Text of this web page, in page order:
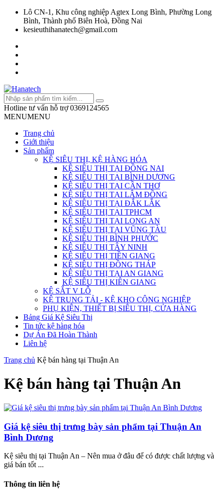
Lô CN-1, Khu công nghiệp Agtex Long Bình, Phường Long
Bình, Thành phố Biên Hoà, Đồng Nai
kesieuthihanatech@gmail.com
Hotline tư vấn hỗ trợ 0369124565
MENUMENU
Trang chủ
Giới thiệu
Sản phẩm
KỆ SIÊU THỊ, KỆ HÀNG HÓA
KỆ SIÊU THỊ TẠI ĐỒNG NAI
KỆ SIÊU THỊ TẠI BÌNH DƯƠNG
KỆ SIÊU THỊ TẠI CẦN THƠ
KỆ SIÊU THỊ TẠI LÂM ĐỒNG
KỆ SIÊU THỊ TẠI ĐẮK LẮK
KỆ SIÊU THỊ TẠI TPHCM
KỆ SIÊU THỊ TẠI LONG AN
KỆ SIÊU THỊ TẠI VŨNG TÀU
KỆ SIÊU THỊ BÌNH PHƯỚC
KỆ SIÊU THỊ TÂY NINH
KỆ SIÊU THỊ TIỀN GIANG
KỆ SIÊU THỊ ĐỒNG THÁP
KỆ SIÊU THỊ TẠI AN GIANG
KỆ SIÊU THỊ KIÊN GIANG
KỆ SẮT V LỖ
KỆ TRUNG TẢI - KỆ KHO CÔNG NGHIỆP
PHỤ KIỆN, THIẾT BỊ SIÊU THỊ, CỬA HÀNG
Bảng Giá Kệ Siêu Thị
Tin tức kệ hàng hóa
Dự Án Đã Hoàn Thành
Liên hệ
Trang chủ Kệ bán hàng tại Thuận An
Kệ bán hàng tại Thuận An
Giá kệ siêu thị trưng bày sản phẩm tại Thuận An
Bình Dương
Kệ siêu thị tại Thuận An – Nên mua ở đâu để có được chất lượng và
giá bán tốt ...
Thông tin liên hệ